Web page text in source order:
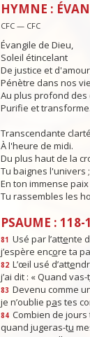
HYMNE :
CFC — CFC
Évangile de Dieu,
Soleil étincelant
De justice et
Pénètre dans nos
Au plus profond
Purifie et transforme.
Transcendante
À l'heure de midi.
Du plus haut de la
Tu baignes l'univers ;
En ton immense paix
Tu rassembles les
PSAUME : 118-
81 Usé par l’attente
j’espère encore ta
82 L’œil usé d’atte
j’ai dit : « Quand vas-t
83 Devenu comme
je n’oublie pas tes
84 Combien de
quand jugeras-tu